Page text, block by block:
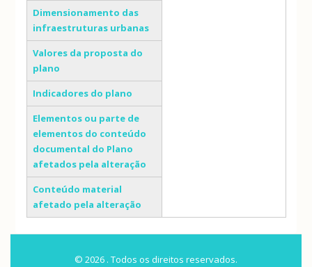
Dimensionamento das
infraestruturas urbanas
Valores da proposta do
plano
Indicadores do plano
Elementos ou parte de
elementos do conteúdo
documental do Plano
afetados pela alteração
Conteúdo material
afetado pela alteração
© 2026 . Todos os direitos reservados.